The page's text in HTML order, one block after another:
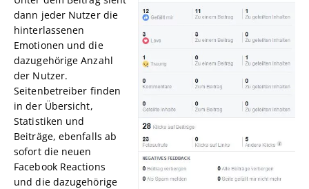
dann jeder Nutzer die
hinterlassenen
Emotionen und die
dazugehörige Anzahl
der Nutzer.
Seitenbetreiber finden
in der Übersicht,
Statistiken und
Beiträge, ebenfalls ab
sofort die neuen
Facebook Reactions
und die dazugehörige